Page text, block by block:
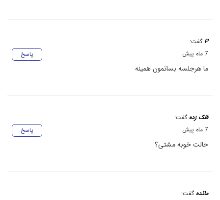
P گفت:
پاسخ
7 ماه پیش
ما هرجلسه بساتمون همینه
فلک زده گفت:
پاسخ
7 ماه پیش
حالت خوبه مشتی؟
مائده گفت: